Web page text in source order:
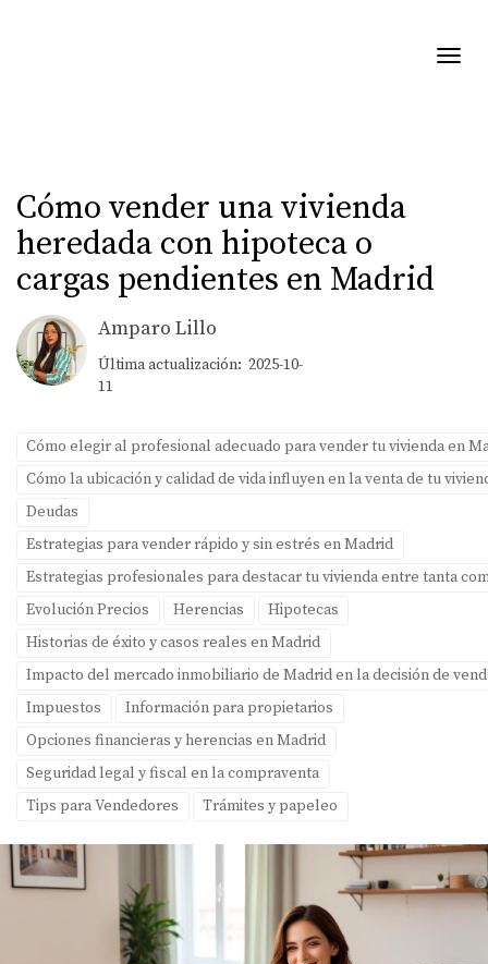
Cómo vender una vivienda
heredada con hipoteca o
cargas pendientes en Madrid
Amparo Lillo
Última actualización: 2025-10-
11
Cómo elegir al profesional adecuado para vender tu vivienda en
Cómo la ubicación y calidad de vida influyen en la venta de tu
Deudas
Estrategias para vender rápido y sin estrés en Madrid
Estrategias profesionales para destacar tu vivienda entre tanta
Evolución Precios
Herencias
Hipotecas
Historias de éxito y casos reales en Madrid
Impacto del mercado inmobiliario de Madrid en la decisión de
Impuestos
Información para propietarios
Opciones financieras y herencias en Madrid
Seguridad legal y fiscal en la compraventa
Tips para Vendedores
Trámites y papeleo